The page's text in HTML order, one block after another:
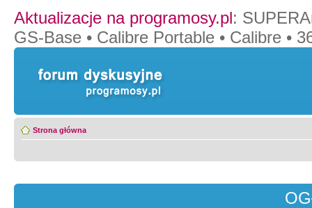
Aktualizacje na programosy.pl:
GS-Base • Calibre Portable • Calibre •
Strona główna